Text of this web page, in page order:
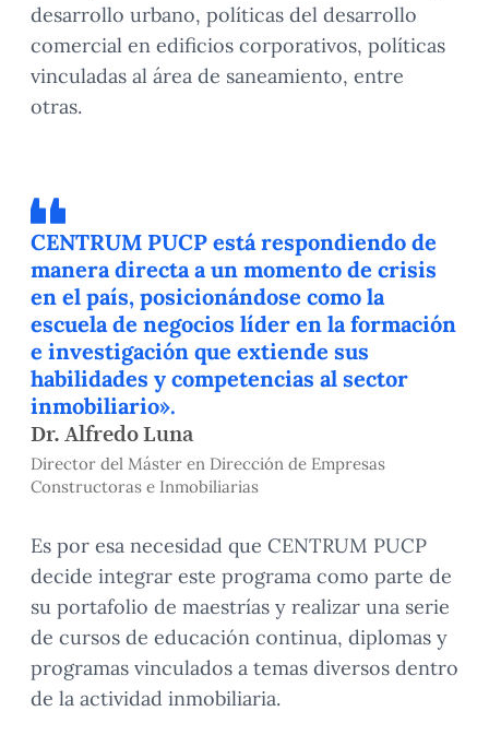
desarrollo urbano, políticas del desarrollo
comercial en edificios corporativos, políticas
vinculadas al área de saneamiento, entre
otras.
CENTRUM PUCP está respondiendo de
manera directa a un momento de crisis
en el país, posicionándose como la
escuela de negocios líder en la formación
e investigación que extiende sus
habilidades y competencias al sector
inmobiliario».
Dr. Alfredo Luna
Director del Máster en Dirección de Empresas
Constructoras e Inmobiliarias
Es por esa necesidad que CENTRUM PUCP
decide integrar este programa como parte de
su portafolio de maestrías y realizar una serie
de cursos de educación continua, diplomas y
programas vinculados a temas diversos dentro
de la actividad inmobiliaria.